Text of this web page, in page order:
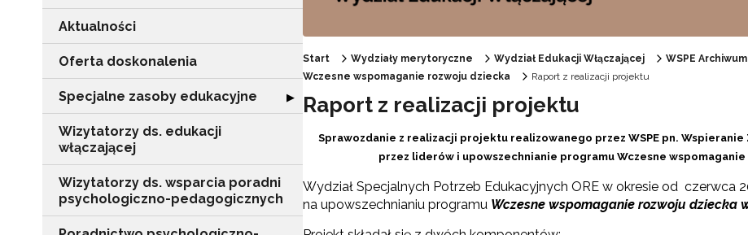
Aktualności
Oferta doskonalenia
Specjalne zasoby edukacyjne Rozwiń sekcję "Specjalne zasoby edukacyjne"
▶
Wizytatorzy ds. edukacji
włączającej
Wizytatorzy ds. wsparcia poradni
psychologiczno-pedagogicznych
Start Wydziały merytoryczne Wydział Edukacji Włączającej WSPE Archiwum
Wczesne wspomaganie rozwoju dziecka
Raport z realizacji projektu
Raport z realizacji projektu
Sprawozdanie z realizacji projektu realizowanego przez WSPE pn.
przez liderów i upowszechnianie programu Wczesne
Wydział Specjalnych Potrzeb Edukacyjnych ORE w okresie od czerwca
na upowszechnianiu programu Wczesne wspomaganie rozwoju dziecka